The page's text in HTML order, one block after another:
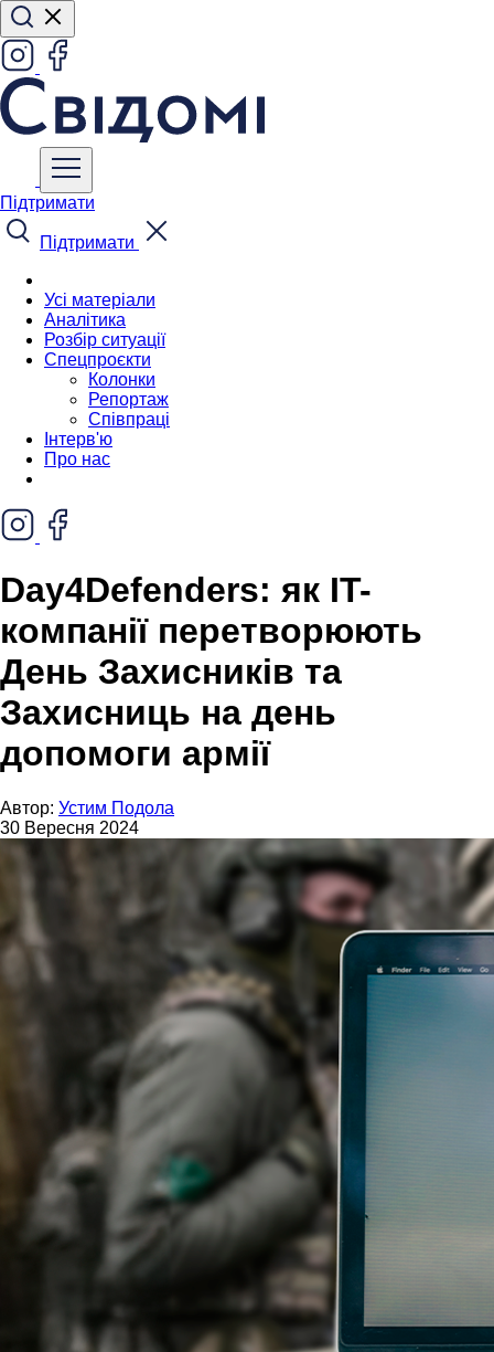
Підтримати
Підтримати
Усі матеріали
Аналітика
Розбір ситуації
Спецпроєкти
Колонки
Репортаж
Співпраці
Інтерв'ю
Про нас
Day4Defenders: як IT-
компанії перетворюють
День Захисників та
Захисниць на день
допомоги армії
Автор: Устим Подола
30 Вересня 2024